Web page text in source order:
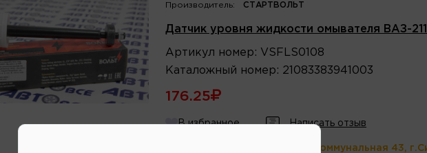
Производитель: СТАРТВОЛЬТ
Датчик уровня жидкости омывателя ВАЗ-
Артикул номер : VSFLS0108
Каталожный номер : 21083383941003
176.25
В избранное Написать отзыв
(ул.Коммунальная 43,